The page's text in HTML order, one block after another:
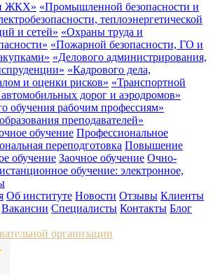
и ЖКХ» «Промышленной безопасности и
теплоэнергетической
и сетей» «Охраны труда и
«Пожарной безопасности, ГО и
«Делового администрирования,
«Кадрового дела,
и оценки рисков» «Транспортной
дорог и аэродромов»
обучения рабочим профессиям»
преподавателей»
обучение Профессиональное
переподготовка Повышение
обучение Заочное обучение Очно-
обучение: электронное,
Об институте Новости Отзывы Клиенты
Вакансии Специалисты Контакты Блог
организации